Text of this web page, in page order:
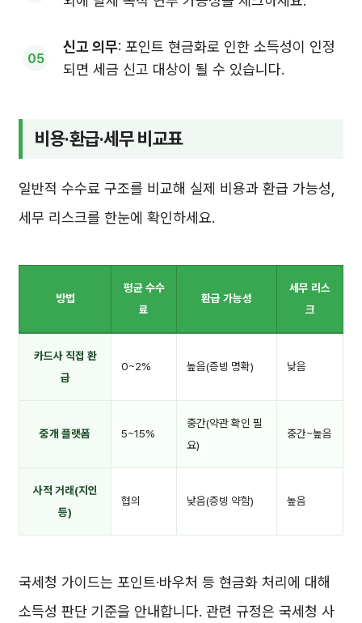
신고 의무: 포인트 현금화로 인한 소득성이 인정
되면 세금 신고 대상이 될 수 있습니다.
비용·환급·세무 비교표
일반적 수수료 구조를 비교해 실제 비용과 환급 가능성,
세무 리스크를 한눈에 확인하세요.
방법
평균 수수
료
환급 가능성
세무 리스
크
카드사 직접 환
급
0~2% 높음(증빙 명확) 낮음
중개 플랫폼 5~15%
중간(약관 확인 필
요)
중간~높음
사적 거래(지인
등)
협의 낮음(증빙 약함) 높음
국세청 가이드는 포인트·바우처 등 현금화 처리에 대해
소득성 판단 기준을 안내합니다. 관련 규정은 국세청 사